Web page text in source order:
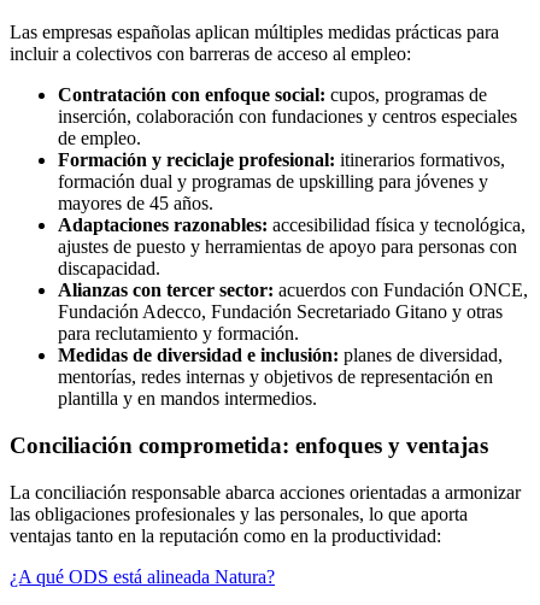
Las empresas españolas aplican múltiples medidas prácticas para
incluir a colectivos con barreras de acceso al empleo:
Contratación con enfoque social: cupos, programas de
inserción, colaboración con fundaciones y centros especiales
de empleo.
Formación y reciclaje profesional: itinerarios formativos,
formación dual y programas de upskilling para jóvenes y
mayores de 45 años.
Adaptaciones razonables: accesibilidad física y tecnológica,
ajustes de puesto y herramientas de apoyo para personas con
discapacidad.
Alianzas con tercer sector: acuerdos con Fundación ONCE,
Fundación Adecco, Fundación Secretariado Gitano y otras
para reclutamiento y formación.
Medidas de diversidad e inclusión: planes de diversidad,
mentorías, redes internas y objetivos de representación en
plantilla y en mandos intermedios.
Conciliación comprometida: enfoques y ventajas
La conciliación responsable abarca acciones orientadas a armonizar
las obligaciones profesionales y las personales, lo que aporta
ventajas tanto en la reputación como en la productividad:
¿A qué ODS está alineada Natura?